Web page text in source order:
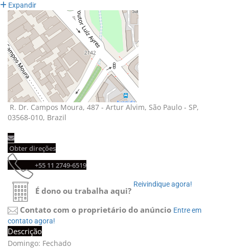
Expandir
R. Dr. Campos Moura, 487 - Artur Alvim, São Paulo - SP,
03568-010, Brazil
Obter direções
+55 11 2749-6519
É dono ou trabalha aqui?
Reivindique agora!
Contato com o proprietário do anúncio Entre em
contato agora!
Descrição
Domingo: Fechado